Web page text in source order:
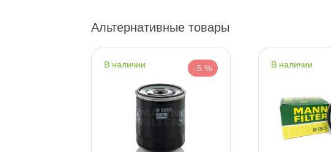
Альтернативные товары
наличии -5 % наличии
пр.Науки 10к1 (2 этаж)
0 шт
10:00 – 21:00
Ленинский пр. 92 к.1
10:00 – 21:00
Сегодня, бесплатно